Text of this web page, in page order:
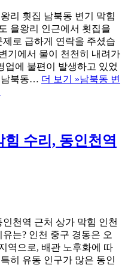
리 횟집 남북동 변기 막힘
을왕리 인근에서 횟집을
로 급하게 연락을 주셨습
기에서 물이 천천히 내려가
업에 불편이 발생하고 있었
남북동… 더 보기 »남북동 변
수리, 동인천역
천역 근처 상가 막힘 인천
는? 인천 중구 경동은 오
역으로, 배관 노후화에 따
히 유동 인구가 많은 동인